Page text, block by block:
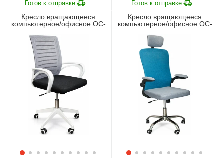
Кресло вращающееся
компьютерное/офисное OC-
Кресло вращающееся
компьютерное/офисное OC-
голубой